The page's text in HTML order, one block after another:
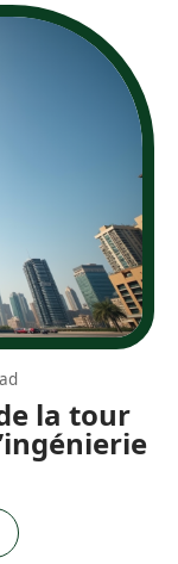
la tour